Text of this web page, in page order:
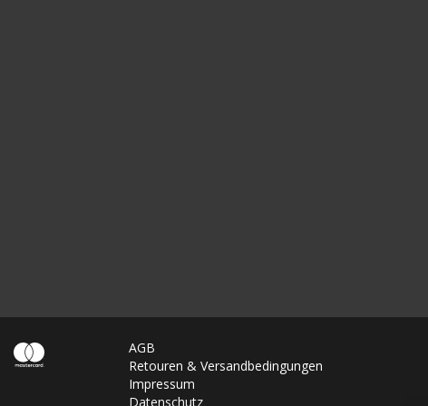
AGB
Retouren & Versandbedingungen
Impressum
Datenschutz